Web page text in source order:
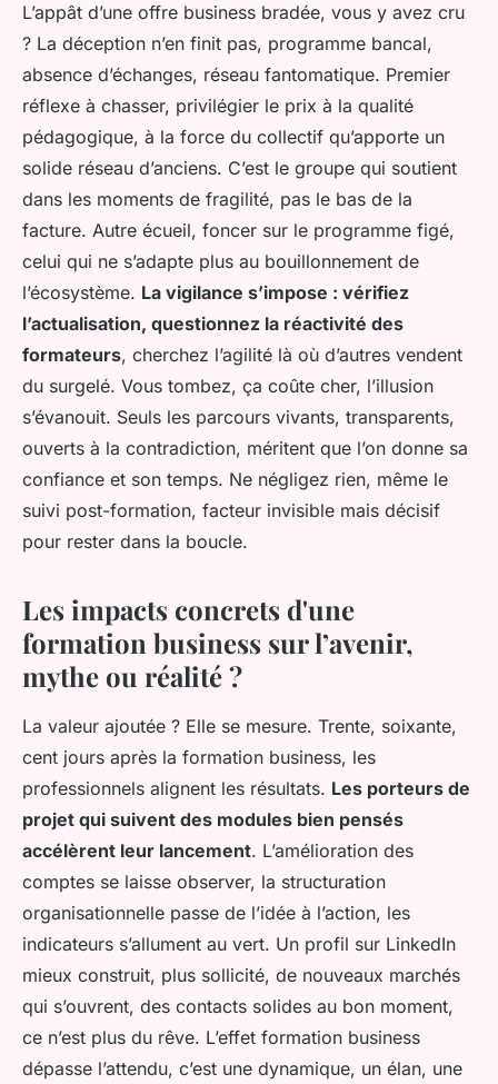
L’appât d’une offre business bradée, vous y avez cru
? La déception n’en finit pas, programme bancal,
absence d’échanges, réseau fantomatique. Premier
réflexe à chasser, privilégier le prix à la qualité
pédagogique, à la force du collectif qu’apporte un
solide réseau d’anciens. C’est le groupe qui soutient
dans les moments de fragilité, pas le bas de la
facture. Autre écueil, foncer sur le programme figé,
celui qui ne s’adapte plus au bouillonnement de
l’écosystème. La vigilance s’impose : vérifiez
l’actualisation, questionnez la réactivité des
formateurs, cherchez l’agilité là où d’autres vendent
du surgelé. Vous tombez, ça coûte cher, l’illusion
s’évanouit. Seuls les parcours vivants, transparents,
ouverts à la contradiction, méritent que l’on donne sa
confiance et son temps. Ne négligez rien, même le
suivi post-formation, facteur invisible mais décisif
pour rester dans la boucle.
Les impacts concrets d'une
formation business sur l’avenir,
mythe ou réalité ?
La valeur ajoutée ? Elle se mesure. Trente, soixante,
cent jours après la formation business, les
professionnels alignent les résultats. Les porteurs de
projet qui suivent des modules bien pensés
accélèrent leur lancement. L’amélioration des
comptes se laisse observer, la structuration
organisationnelle passe de l’idée à l’action, les
indicateurs s’allument au vert. Un profil sur LinkedIn
mieux construit, plus sollicité, de nouveaux marchés
qui s’ouvrent, des contacts solides au bon moment,
ce n’est plus du rêve. L’effet formation business
dépasse l’attendu, c’est une dynamique, un élan, une